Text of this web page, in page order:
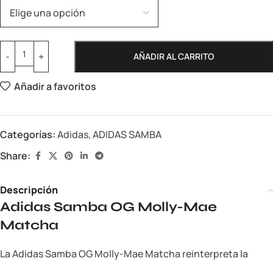
AÑADIR AL CARRITO
Añadir a favoritos
Categorías:Adidas,ADIDAS SAMBA
Share:
Descripción
Adidas Samba OG Molly-Mae
Matcha
La Adidas Samba OG Molly-Mae Matcha reinterpreta la